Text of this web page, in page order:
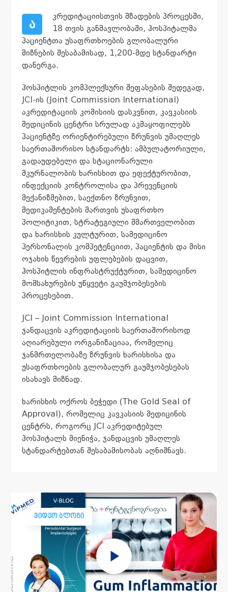
ა
კრედიტაციისთვის მზადების პროცესში,
18 თვის განმავლობაში, ჰოსპიტალმა
პაციენტთა უსაფრთხოების გლობალური
მიზნების შესაბამისად, 1,200-მდე სტანდარტი
დანერგა.
ჰოსპიტლის კომპლექსური შეფასების შედეგად,
JCI-ის (Joint Commission International)
აკრედიტაციის კომისიის დასკვნით, კავკასიის
მედიცინის ცენტრი სრულად აკმაყოფილებს
პაციენტზე ორიენტირებული ზრუნვის უმაღლეს
საერთაშორისო სტანდარტს: ამბულატორიული,
გადაუდებელი და სტაციონარული
მკურნალობის ხარისხით და ეფექტურობით,
ინფექციის კონტროლისა და პრევენციის
მექანიზმებით, საექთნო ზრუნვით,
მედიკამენტების მართვის უსაფრთხო
პოლიტიკით, სტრატეგიული მმართველობით
და ხარისხის კულტურით, სამედიცინო
პერსონალის კომპეტენციით, პაციენტის და მისი
ოჯახის წევრების უფლებების დაცვით,
ჰოსპიტლის ინფრასტრუქტურით, სამედიცინო
მომსახურების უწყვეტი გაუმჯობესების
პროცესებით.
JCI – Joint Commission International
ჯანდაცვის აკრედიტაციის საერთაშორისოდ
აღიარებული ორგანიზაციაა, რომელიც
ჯანმრთელობაზე ზრუნვის ხარისხისა და
უსაფრთხოების გლობალურ გაუმჯობესებას
ისახავს მიზნად.
ხარისხის ოქროს ბეჭედი (The Gold Seal of
Approval), რომელიც კავკასიის მედიცინის
ცენტრს, როგორც JCI აკრედიტებულ
ჰოსპიტალს მიენიჭა, ჯანდაცვის უმაღლეს
სტანდარტებთან შესაბამისობას აღნიშნავს.
ᲕᲘᲓᲔᲝ ᲑᲚᲝᲒᲘ